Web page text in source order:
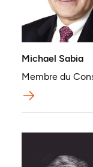
Michael Sabia
Membre du